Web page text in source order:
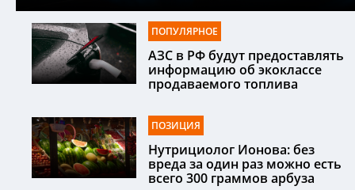
ПОПУЛЯРНОЕ
АЗС в РФ будут предоставлять
информацию об экоклассе
продаваемого топлива
ПОЗИЦИЯ
Нутрициолог Ионова: без
вреда за один раз можно есть
всего 300 граммов арбуза